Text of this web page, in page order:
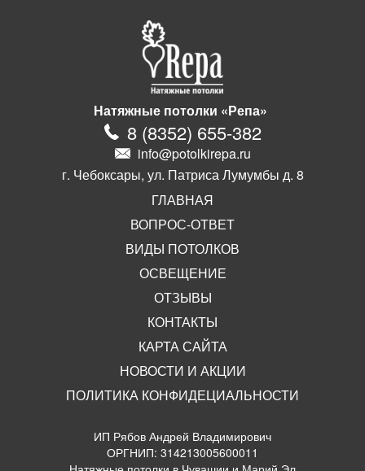
Натяжные потолки «Репа»
8 (8352) 655-382
info@potolkirepa.ru
г. Чебоксары, ул. Патриса Лумумбы д. 8
ГЛАВНАЯ
ВОПРОС-ОТВЕТ
ВИДЫ ПОТОЛКОВ
ОСВЕЩЕНИЕ
ОТЗЫВЫ
КОНТАКТЫ
КАРТА САЙТА
НОВОСТИ И АКЦИИ
ПОЛИТИКА КОНФИДЕЦИАЛЬНОСТИ
ИП Рябов Андрей Владимирович
ОРГНИП: 314213005600011